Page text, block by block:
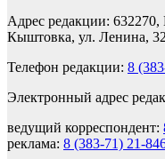
Адрес редакции:
Кыштовка, ул. Ленина,
Телефон редакции: 8
Электронный адрес
ведущий корреспондент:
реклама: 8 (383-71) 21-